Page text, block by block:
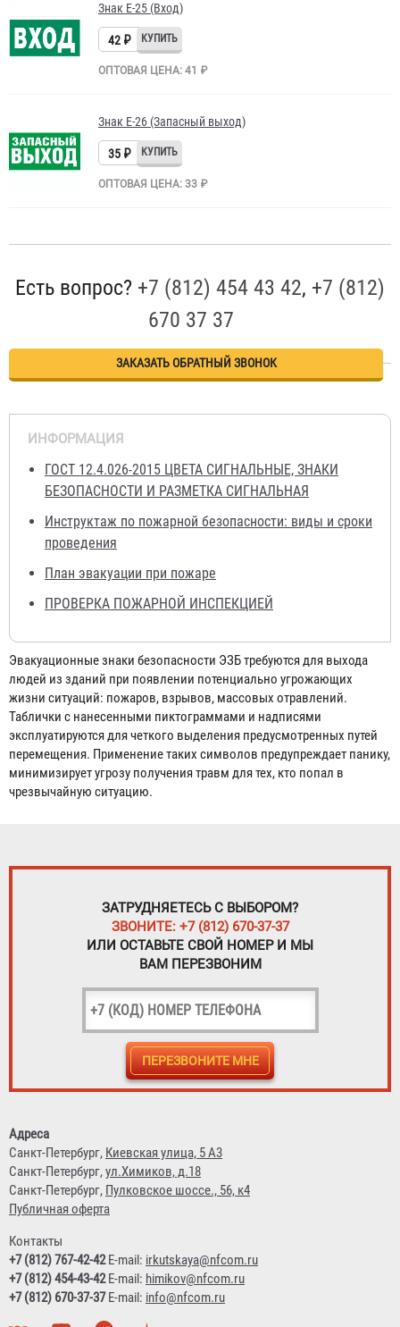
Знак E-25 (Вход)
42 ₽
ОПТОВАЯ ЦЕНА: 41 ₽
Знак Е-26 (Запасный выход)
35 ₽
ОПТОВАЯ ЦЕНА: 33 ₽
Есть вопрос? +7 (812) 454 43 42, +7 (812)
670 37 37
ЗАКАЗАТЬ ОБРАТНЫЙ ЗВОНОК
ИНФОРМАЦИЯ
ГОСТ 12.4.026-2015 ЦВЕТА СИГНАЛЬНЫЕ, ЗНАКИ
БЕЗОПАСНОСТИ И РАЗМЕТКА СИГНАЛЬНАЯ
Инструктаж по пожарной безопасности: виды и сроки
проведения
План эвакуации при пожаре
ПРОВЕРКА ПОЖАРНОЙ ИНСПЕКЦИЕЙ
Эвакуационные знаки безопасности ЭЗБ требуются для выхода
людей из зданий при появлении потенциально угрожающих
жизни ситуаций: пожаров, взрывов, массовых отравлений.
Таблички с нанесенными пиктограммами и надписями
эксплуатируются для четкого выделения предусмотренных путей
перемещения. Применение таких символов предупреждает панику,
минимизирует угрозу получения травм для тех, кто попал в
чрезвычайную ситуацию.
ЗАТРУДНЯЕТЕСЬ С ВЫБОРОМ?
ЗВОНИТЕ: +7 (812) 670-37-37
ИЛИ ОСТАВЬТЕ СВОЙ НОМЕР И МЫ
ВАМ ПЕРЕЗВОНИМ
Адреса
Санкт-Петербург, Киевская улица, 5 А3
Санкт-Петербург,ул.Химиков, д.18
Санкт-Петербург, Пулковское шоссе., 56, к4
Публичная оферта
Контакты
+7 (812) 767-42-42E-mail: irkutskaya@nfcom.ru
+7 (812) 454-43-42E-mail: himikov@nfcom.ru
+7 (812) 670-37-37E-mail: info@nfcom.ru